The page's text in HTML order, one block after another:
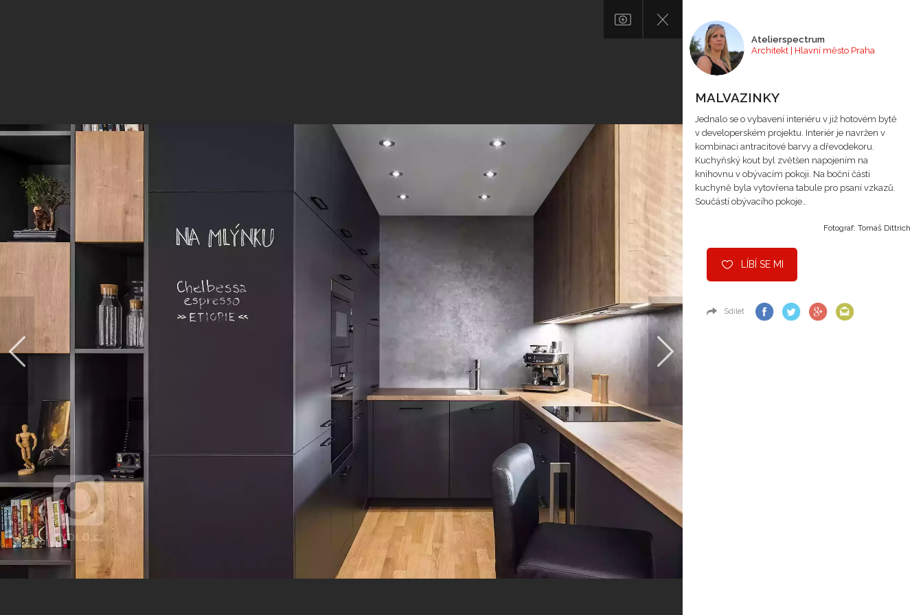
Atelierspectrum
Architekt | Hlavní město Praha
MALVAZINKY
Jednalo se o vybavení interiéru v již hotovém bytě
v developerském projektu. Interiér je navržen v
kombinaci antracitové barvy a dřevodekoru.
Kuchyňský kout byl zvětšen napojením na
knihovnu v obývacím pokoji. Na boční části
kuchyně byla vytovřena tabule pro psaní vzkazů.
Součástí obývacího pokoje…
Fotograf: Tomáš Dittrich
LÍBÍ SE MI
Sdílet